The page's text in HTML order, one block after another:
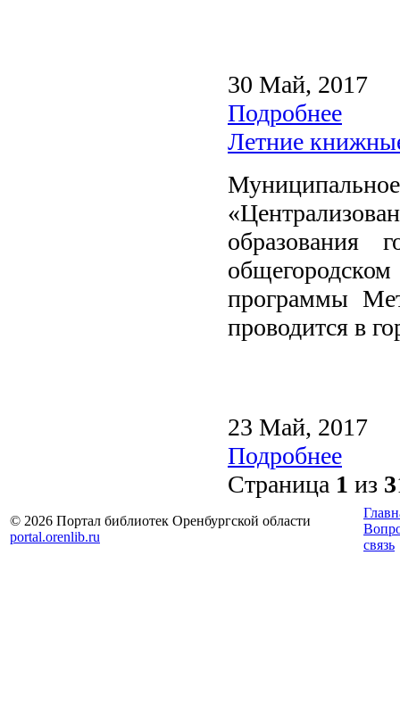
30 Май, 2017
Подробнее
Летние
образования
программы
проводится в
23 Май, 2017
Подробнее
Страница 1 из 3
© 2026 Портал библиотек Оренбургской области
portal.orenlib.ru
связь